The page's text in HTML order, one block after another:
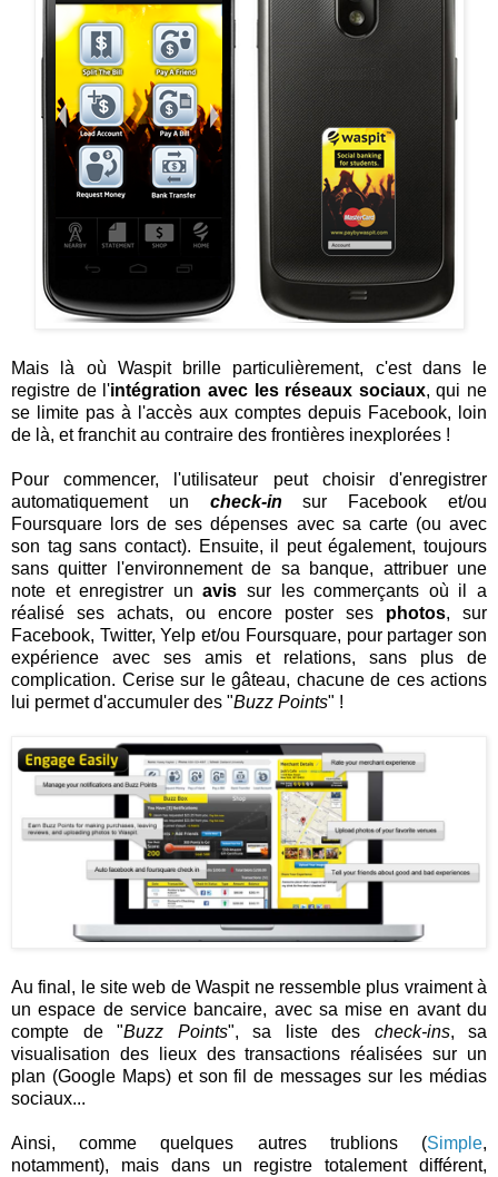
Mais là où Waspit brille particulièrement, c'est dans le
registre de l'intégration avec les réseaux sociaux, qui ne
se limite pas à l'accès aux comptes depuis Facebook, loin
de là, et franchit au contraire des frontières inexplorées !
Pour commencer, l'utilisateur peut choisir d'enregistrer
automatiquement un check-in sur Facebook et/ou
Foursquare lors de ses dépenses avec sa carte (ou avec
son tag sans contact). Ensuite, il peut également, toujours
sans quitter l'environnement de sa banque, attribuer une
note et enregistrer unavis sur les commerçants où il a
réalisé ses achats, ou encore poster ses photos, sur
Facebook, Twitter, Yelp et/ou Foursquare, pour partager son
expérience avec ses amis et relations, sans plus de
complication. Cerise sur le gâteau, chacune de ces actions
lui permet d'accumuler des "Buzz Points" !
Au final, le site web de Waspit ne ressemble plus vraiment à
un espace de service bancaire, avec sa mise en avant du
compte de "Buzz Points", sa liste des check-ins, sa
visualisation des lieux des transactions réalisées sur un
plan (Google Maps) et son fil de messages sur les médias
sociaux...
Ainsi, comme quelques autres trublions (Simple,
notamment), mais dans un registre totalement différent,